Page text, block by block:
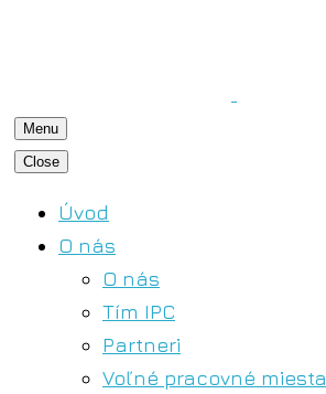
Menu
Close
Úvod
O nás
O nás
Tím IPC
Partneri
Voľné pracovné miesta